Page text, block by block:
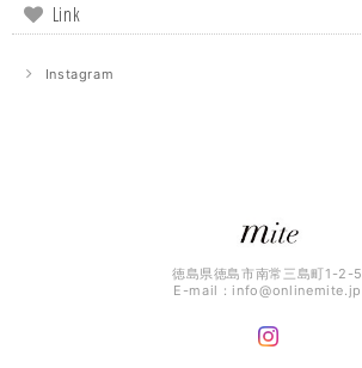
Link
Instagram
徳島県徳島市南常三島町1-2-5
E-mail： info@onlinemite.jp